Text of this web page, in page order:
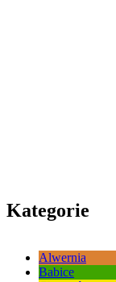
Kategorie
Alwernia
Babice